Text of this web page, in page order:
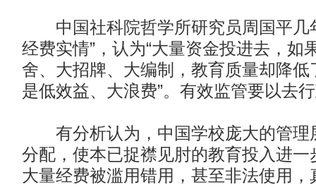
中国社科院哲学所研究员周国平几
经费实情”，认为“大量资金投进去，如
舍、大招牌、大编制，教育质量却降低
是低效益、大浪费”。 有效监管要以去
有分析认为，中国学校庞大的管理
分配，使本已捉襟见肘的教育投入进一
大量经费被滥用错用，甚至非法使用，